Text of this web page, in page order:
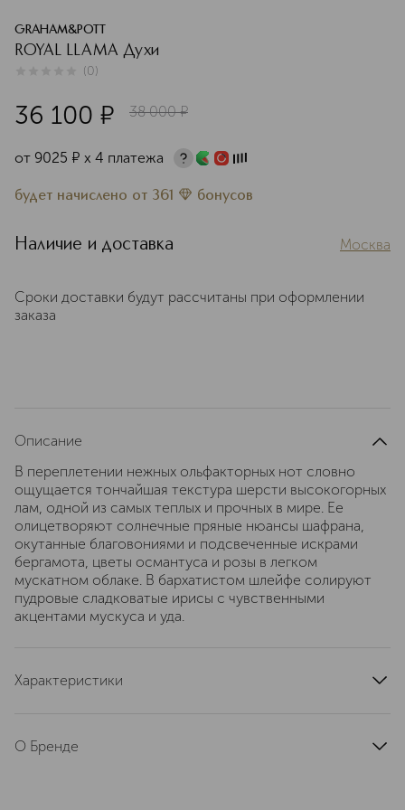
GRAHAM&POTT
ROYAL LLAMA Духи
(0)
36 100 ¤ 38 000 ¤
от 9025 ¤ х 4 платежа
будет начислено от 361 бонусов
Наличие и доставка Москва
Сроки доставки будут рассчитаны при оформлении
заказа
Описание
В переплетении нежных ольфакторных нот словно
ощущается тончайшая текстура шерсти высокогорных
лам, одной из самых теплых и прочных в мире. Ее
олицетворяют солнечные пряные нюансы шафрана,
окутанные благовониями и подсвеченные искрами
бергамота, цветы османтуса и розы в легком
мускатном облаке. В бархатистом шлейфе солируют
пудровые сладковатые ирисы с чувственными
акцентами мускуса и уда.
Характеристики
артикул
О Бренде